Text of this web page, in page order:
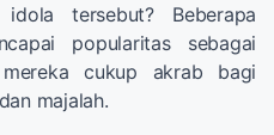
tersebut? Beberapa
popularitas sebagai
cukup akrab bagi
majalah.